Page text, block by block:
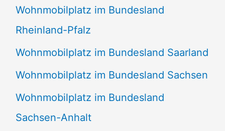
Wohnmobilplatz im Bundesland
Rheinland-Pfalz
Wohnmobilplatz im Bundesland Saarland
Wohnmobilplatz im Bundesland Sachsen
Wohnmobilplatz im Bundesland
Sachsen-Anhalt